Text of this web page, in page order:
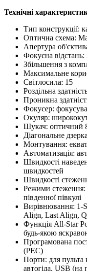
Технічні
Тип конструкції:
Оптична схема:
Апертура
Фокусна
Збільшення з
Максимальне
Світлосила: 15
Роздільна
Проникна
Фокусер:
Окуляр:
Шукач: оптичний
Діагональне
Монтування:
Автоматизація:
Швидкості
швидкостей
Швидкості
Режими стеження:
південної півкулі
Вирівнювання: 1-
Align, Last Align,
Функція All-Star
будь-якою
Програмована
(PEC)
Порти: для пульта
автогіда, USB (на